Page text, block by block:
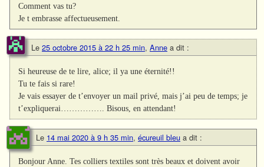
Comment vas tu?
Je t embrasse affectueusement.
Le 25 octobre 2015 à 22 h 25 min, Anne a dit :
Si heureuse de te lire, alice; il ya une éternité!!
Tu te fais si rare!
Je vais essayer de t’envoyer un mail privé, mais j’ai peu de temps; je
t’expliquerai……………. Bisous, en attendant!
Le 14 mai 2020 à 9 h 35 min, écureuil bleu a dit :
Bonjour Anne. Tes colliers textiles sont très beaux et doivent avoir